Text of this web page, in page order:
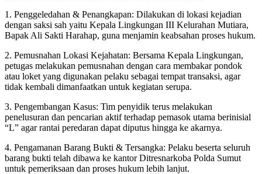
1. Penggeledahan & Penangkapan: Dilakukan di lokasi kejadian
dengan saksi sah yaitu Kepala Lingkungan III Kelurahan Mutiara,
Bapak Ali Sakti Harahap, guna menjamin keabsahan proses hukum.
2. Pemusnahan Lokasi Kejahatan: Bersama Kepala Lingkungan,
petugas melakukan pemusnahan dengan cara membakar pondok
atau loket yang digunakan pelaku sebagai tempat transaksi, agar
tidak kembali dimanfaatkan untuk kegiatan serupa.
3. Pengembangan Kasus: Tim penyidik terus melakukan
penelusuran dan pencarian aktif terhadap pemasok utama berinisial
“L” agar rantai peredaran dapat diputus hingga ke akarnya.
4. Pengamanan Barang Bukti & Tersangka: Pelaku beserta seluruh
barang bukti telah dibawa ke kantor Ditresnarkoba Polda Sumut
untuk pemeriksaan dan proses hukum lebih lanjut.